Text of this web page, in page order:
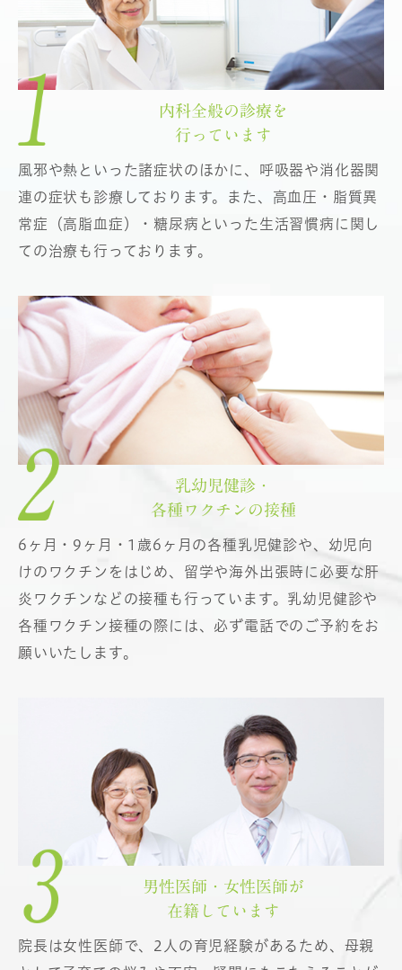
内科全般の診療を
行っています
風邪や熱といった諸症状のほかに、呼吸器や消化器関
連の症状も診療しております。また、高血圧・脂質異
常症（高脂血症）・糖尿病といった生活習慣病に関し
ての治療も行っております。
乳幼児健診・
各種ワクチンの接種
6ヶ月・9ヶ月・1歳6ヶ月の各種乳児健診や、幼児向
けのワクチンをはじめ、留学や海外出張時に必要な肝
炎ワクチンなどの接種も行っています。乳幼児健診や
各種ワクチン接種の際には、必ず電話でのご予約をお
願いいたします。
男性医師・女性医師が
在籍しています
院長は女性医師で、2人の育児経験があるため、母親